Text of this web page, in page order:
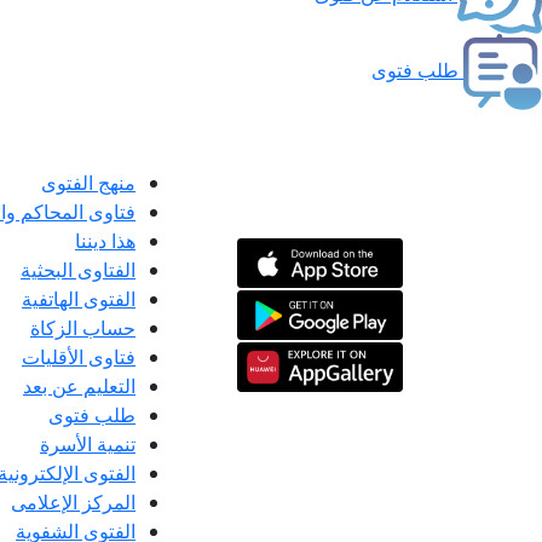
طلب فتوى
منهج الفتوى
فتاوى المحاكم
هذا ديننا
الفتاوى البحثية
الفتوى الهاتفية
حساب الزكاة
فتاوى الأقليات
التعليم عن بعد
طلب فتوى
تنمية الأسرة
الفتوى الإلكترونية
المركز الإعلامى
الفتوى الشفوية